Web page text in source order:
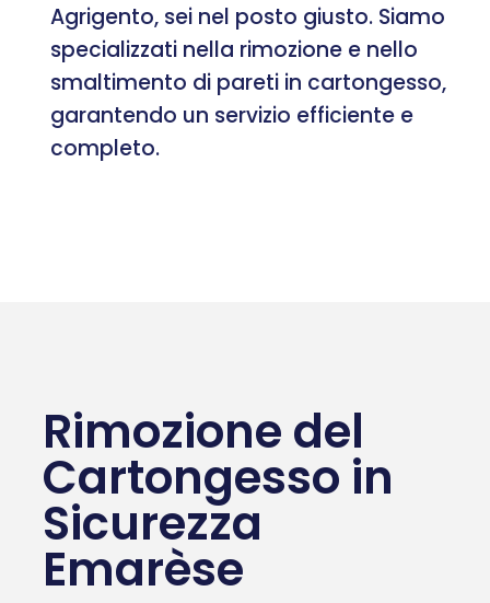
Agrigento, sei nel posto giusto. Siamo
specializzati nella rimozione e nello
smaltimento di pareti in cartongesso,
garantendo un servizio efficiente e
completo.
Rimozione del
Cartongesso in
Sicurezza
Emarèse